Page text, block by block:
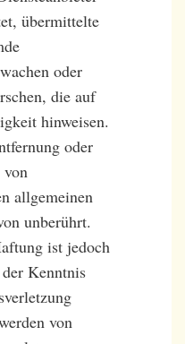
übermittelte
oder
die auf
hinweisen.
oder
von
allgemeinen
unberührt.
ist jedoch
Kenntnis
von